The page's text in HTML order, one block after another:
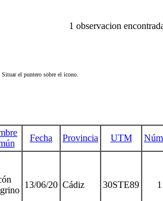
1 observacion
el puntero sobre el icono.
Fecha Provincia UTM
13/06/20 Cádiz 30STE89 1